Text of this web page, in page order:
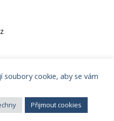
| Education Hub byWEN
cookie, aby se vám
Přijmout cookies